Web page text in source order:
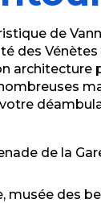
de
des
architecture
de la
musée des